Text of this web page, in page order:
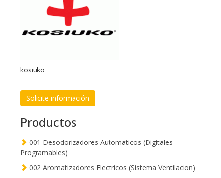
kosiuko
Solicite información
Productos
001 Desodorizadores Automaticos (Digitales
Programables)
002 Aromatizadores Electricos (Sistema Ventilacion)